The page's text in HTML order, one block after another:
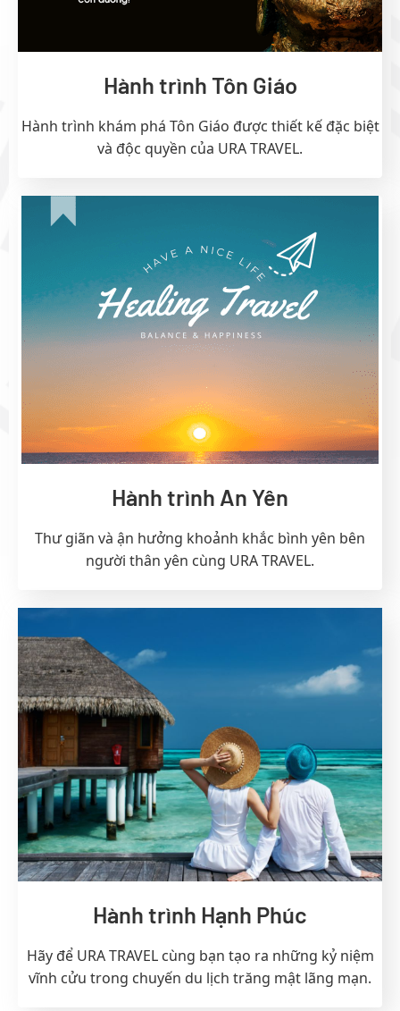
Hành trình Tôn Giáo
Hành trình khám phá Tôn Giáo được thiết kế đặc biệt
và độc quyền của URA TRAVEL.
Hành trình An Yên
Thư giãn và ận hưởng khoảnh khắc bình yên bên
người thân yên cùng URA TRAVEL.
Hành trình Hạnh Phúc
Hãy để URA TRAVEL cùng bạn tạo ra những kỷ niệm
vĩnh cửu trong chuyến du lịch trăng mật lãng mạn.